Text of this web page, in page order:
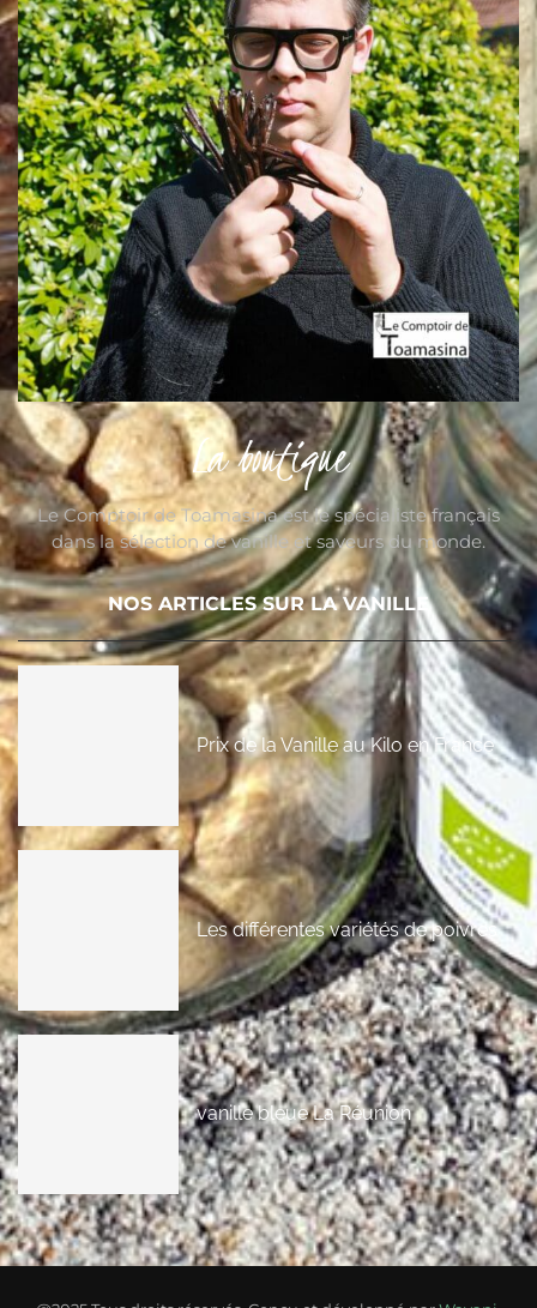
La boutique
Le Comptoir de Toamasina est le spécialiste français
dans la sélection de vanille et saveurs du monde.
NOS ARTICLES SUR LA VANILLE
Prix de la Vanille au Kilo en France
Les différentes variétés de poivres
vanille bleue La Réunion